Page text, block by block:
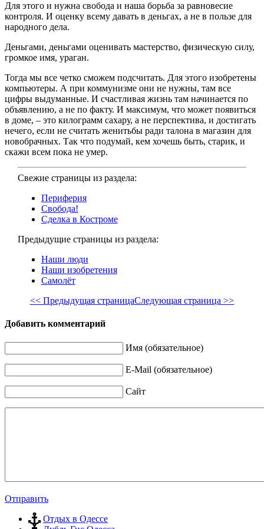
Для этого и нужна свобода и наша борьба за равновесие
контроля. И оценку всему давать в деньгах, а не в пользе для
народного дела.
Деньгами, деньгами оценивать мастерство, физическую силу,
громкое имя, ураган.
Тогда мы все четко сможем подсчитать. Для этого изобретены
компьютеры. А при коммунизме они не нужны, там все
цифры выдуманные. И счастливая жизнь там начинается по
объявлению, а не по факту. И максимум, что может появиться
в доме, – это килограмм сахару, а не перспектива, и достигать
нечего, если не считать женитьбы ради талона в магазин для
новобрачных. Так что подумай, кем хочешь быть, старик, и
скажи всем пока не умер.
Свежие страницы из раздела:
Периферия
Свобода!
Сделка в Костроме
Предыдущие страницы из раздела:
Наши люди
Наши изобретения
Самолёт
<< Предыдущая страницаСледующая страница >>
Добавить комментарий
Имя (обязательное)
E-Mail (обязательное)
Сайт
Отправить
Отдых в Одессе